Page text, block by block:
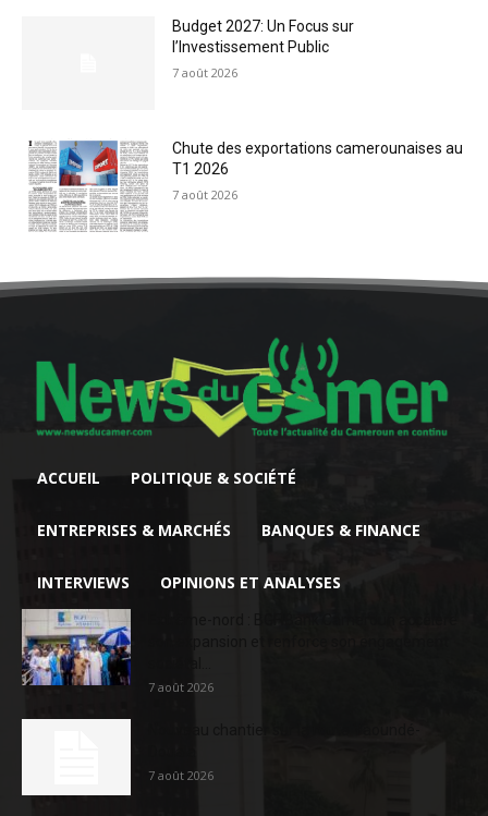
Budget 2027: Un Focus sur
l’Investissement Public
7 août 2026
Chute des exportations camerounaises au
T1 2026
7 août 2026
ACCUEIL POLITIQUE & SOCIÉTÉ
ENTREPRISES & MARCHÉS BANQUES & FINANCE
INTERVIEWS OPINIONS ET ANALYSES
7 août 2026
7 août 2026